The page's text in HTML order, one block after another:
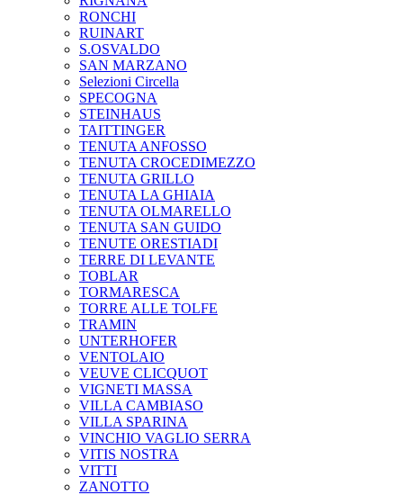
RONCHI
RUINART
S.OSVALDO
SAN MARZANO
Selezioni Circella
SPECOGNA
STEINHAUS
TAITTINGER
TENUTA ANFOSSO
TENUTA CROCEDIMEZZO
TENUTA GRILLO
TENUTA LA GHIAIA
TENUTA OLMARELLO
TENUTA SAN GUIDO
TENUTE ORESTIADI
TERRE DI LEVANTE
TOBLAR
TORMARESCA
TORRE ALLE TOLFE
TRAMIN
UNTERHOFER
VENTOLAIO
VEUVE CLICQUOT
VIGNETI MASSA
VILLA CAMBIASO
VILLA SPARINA
VINCHIO VAGLIO SERRA
VITIS NOSTRA
VITTI
ZANOTTO